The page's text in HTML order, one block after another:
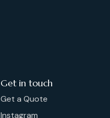
Get in touch
Get a Quote
Instagram